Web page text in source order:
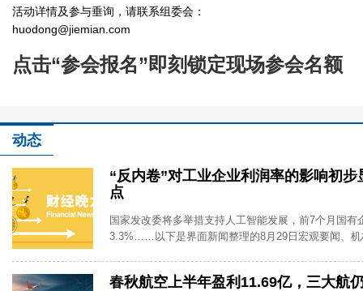
活动详情及参与垂询，请联系组委会：
huodong@jiemian.com
点击“参会报名”即刻锁定现场参会名额
动态
“反内卷”对工业企业利润率的影响初步
点
国家发改委将多举措支持人工智能发展，前7个月国有
3.3%……以下是界面新闻整理的8月29日宏观要闻、机
春秋航空上半年盈利11.69亿，三大航